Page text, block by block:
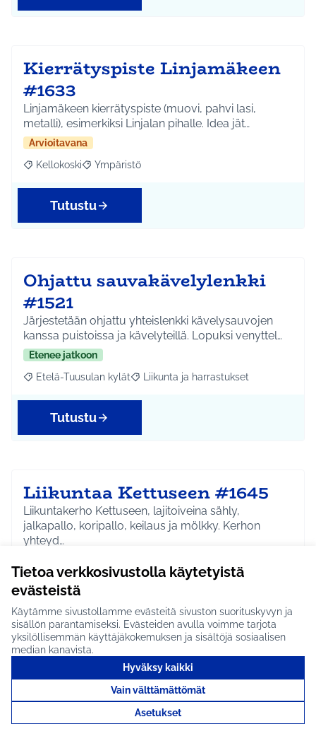
Tietoa verkkosivustolla käytetyistä
evästeistä
Käytämme sivustollamme evästeitä sivuston suorituskyvyn ja
sisällön parantamiseksi. Evästeiden avulla voimme tarjota
yksilöllisemmän käyttäjäkokemuksen ja sisältöjä sosiaalisen
median kanavista.
Hyväksy kaikki
Vain välttämättömät
Asetukset
Kierrätyspiste Linjamäkeen
#1633
Linjamäkeen kierrätyspiste (muovi, pahvi lasi,
metalli), esimerkiksi Linjalan pihalle. Idea jät…
Arvioitavana
Rajaa tulokset aihepiirin mukaan: Kellokoski
Kellokoski Rajaa tulokset teeman mukaan: Ympäristö
Ympäristö
Tutustu
Ohjattu sauvakävelylenkki
#1521
Järjestetään ohjattu yhteislenkki kävelysauvojen
kanssa puistoissa ja kävelyteillä. Lopuksi venyttel…
Etenee jatkoon
Rajaa tulokset aihepiirin mukaan: Etelä-Tuusulan kylät
Etelä-Tuusulan kylät Rajaa tulokset teeman mukaan:
Liikunta ja harrastukset
Tutustu
Liikuntaa Kettuseen #1645
Liikuntakerho Kettuseen, lajitoiveina sähly,
jalkapallo, koripallo, keilaus ja mölkky. Kerhon
yhteyd…
Rajaa tulokset aihepiirin mukaan: Hyrylä
Rajaa tulokset teeman mukaan: Liikunta ja
Tutustu
Virkistystapahtuma puistoon
#1680